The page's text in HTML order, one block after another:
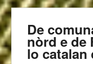
De
nòrd e de
lo catalan